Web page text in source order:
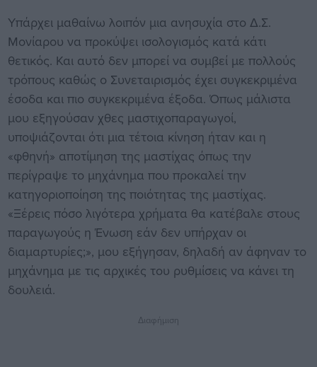
Υπάρχει μαθαίνω λοιπόν μια ανησυχία στο Δ.Σ.
Μονίαρου να προκύψει ισολογισμός κατά κάτι
θετικός. Και αυτό δεν μπορεί να συμβεί με πολλούς
τρόπους καθώς ο Συνεταιρισμός έχει συγκεκριμένα
έσοδα και πιο συγκεκριμένα έξοδα. Όπως μάλιστα
μου εξηγούσαν χθες μαστιχοπαραγωγοί,
υποψιάζονται ότι μια τέτοια κίνηση ήταν και η
«φθηνή» αποτίμηση της μαστίχας όπως την
περίγραψε το μηχάνημα που προκαλεί την
κατηγοριοποίηση της ποιότητας της μαστίχας.
«Ξέρεις πόσο λιγότερα χρήματα θα κατέβαλε στους
παραγωγούς η Ένωση εάν δεν υπήρχαν οι
διαμαρτυρίες;», μου εξήγησαν, δηλαδή αν άφηναν το
μηχάνημα με τις αρχικές του ρυθμίσεις να κάνει τη
δουλειά.
Διαφήμιση